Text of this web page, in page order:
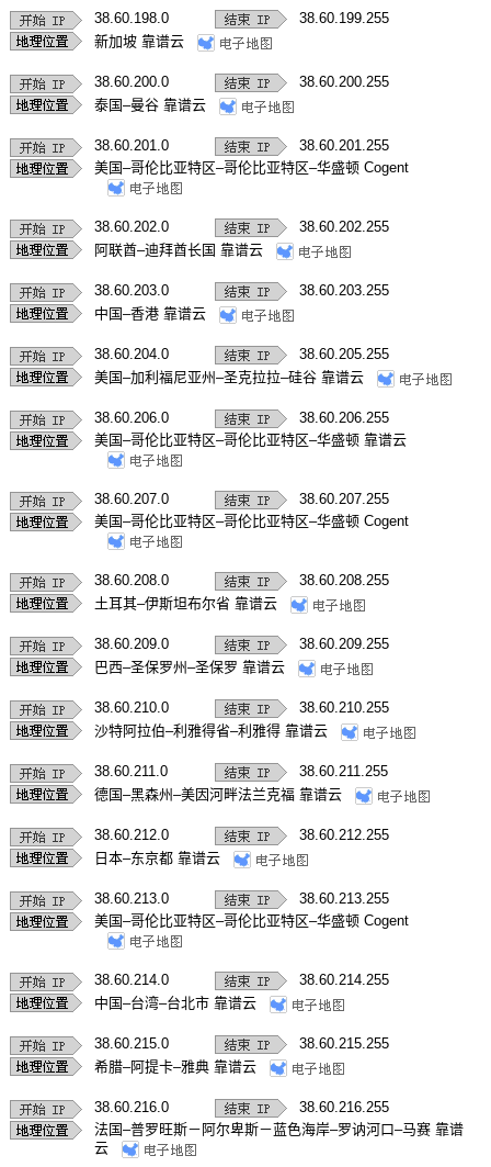
38.60.198.0
38.60.199.255
新加坡 靠谱云
38.60.200.0
38.60.200.255
泰国–曼谷 靠谱云
38.60.201.0
38.60.201.255
美国–哥伦比亚特区–哥伦比亚特区–华盛顿 Cogent
38.60.202.0
38.60.202.255
阿联酋–迪拜酋长国 靠谱云
38.60.203.0
38.60.203.255
中国–香港 靠谱云
38.60.204.0
38.60.205.255
美国–加利福尼亚州–圣克拉拉–硅谷 靠谱云
38.60.206.0
38.60.206.255
美国–哥伦比亚特区–哥伦比亚特区–华盛顿 靠谱云
38.60.207.0
38.60.207.255
美国–哥伦比亚特区–哥伦比亚特区–华盛顿 Cogent
38.60.208.0
38.60.208.255
土耳其–伊斯坦布尔省 靠谱云
38.60.209.0
38.60.209.255
巴西–圣保罗州–圣保罗 靠谱云
38.60.210.0
38.60.210.255
沙特阿拉伯–利雅得省–利雅得 靠谱云
38.60.211.0
38.60.211.255
德国–黑森州–美因河畔法兰克福 靠谱云
38.60.212.0
38.60.212.255
日本–东京都 靠谱云
38.60.213.0
38.60.213.255
美国–哥伦比亚特区–哥伦比亚特区–华盛顿 Cogent
38.60.214.0
38.60.214.255
中国–台湾–台北市 靠谱云
38.60.215.0
38.60.215.255
希腊–阿提卡–雅典 靠谱云
38.60.216.0
38.60.216.255
法国–普罗旺斯－阿尔卑斯－蓝色海岸–罗讷河口–马赛 靠谱
云